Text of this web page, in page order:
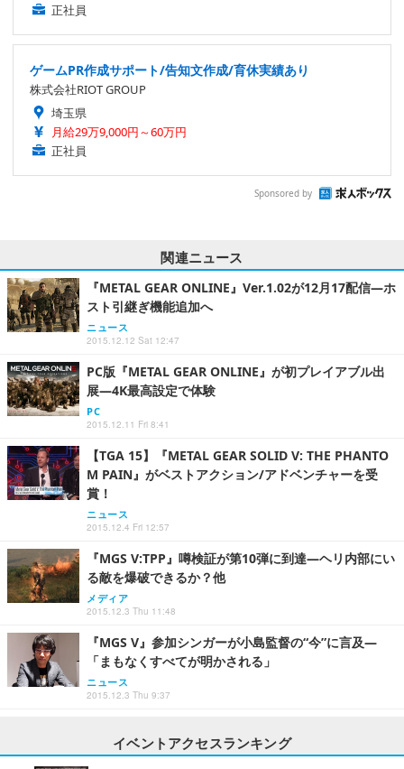
正社員
ゲームPR作成サポート/告知文作成/育休実績あり
株式会社RIOT GROUP
埼玉県
月給29万9,000円～60万円
正社員
Sponsored by
関連ニュース
『METAL GEAR ONLINE』Ver.1.02が12月17配信―ホ
スト引継ぎ機能追加へ
ニュース
2015.12.12 Sat 12:47
PC版『METAL GEAR ONLINE』が初プレイアブル出
展―4K最高設定で体験
PC
2015.12.11 Fri 8:41
【TGA 15】『METAL GEAR SOLID V: THE PHANTO
M PAIN』がベストアクション/アドベンチャーを受
賞！
ニュース
2015.12.4 Fri 12:57
『MGS V:TPP』噂検証が第10弾に到達―ヘリ内部にい
る敵を爆破できるか？他
メディア
2015.12.3 Thu 11:48
『MGS V』参加シンガーが小島監督の“今”に言及―
「まもなくすべてが明かされる」
ニュース
2015.12.3 Thu 9:37
イベントアクセスランキング